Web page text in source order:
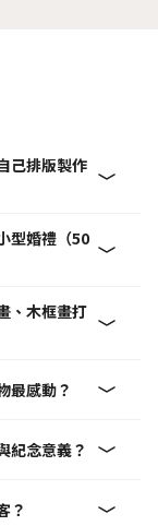
己排版製作
型婚禮（50
、木框畫打
最感動？
紀念意義？
？